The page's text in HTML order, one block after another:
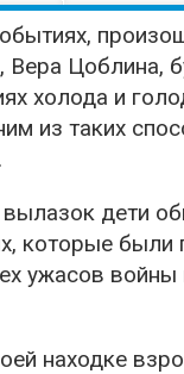
Вера Цоблина,
холода и
из таких
вылазок дети
которые
ужасов
находке